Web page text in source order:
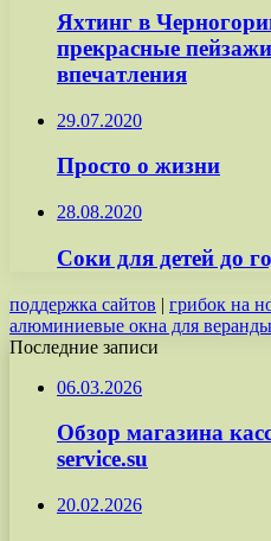
Яхтинг в
прекрасные
впечатления
29.07.2020
Просто о жизни
28.08.2020
Соки для детей до
поддержка сайтов | грибок на
алюминиевые окна для
Последние записи
06.03.2026
Обзор магазина
service.su
20.02.2026